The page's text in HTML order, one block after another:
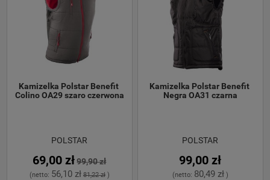
Kamizelka Polstar Benefit
Colino OA29 szaro czerwona
POLSTAR
69,00 zł 99,90 zł
(netto: 56,10 zł 81,22 zł)
Kamizelka Polstar Benefit
Negra OA31 czarna
POLSTAR
99,00 zł
(netto: 80,49 zł)